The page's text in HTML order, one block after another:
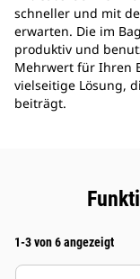
schneller und mit
erwarten. Die im
produktiv und
Mehrwert für Ihren
vielseitige Lösung,
beiträgt.
1-3 von 6 angezeigt